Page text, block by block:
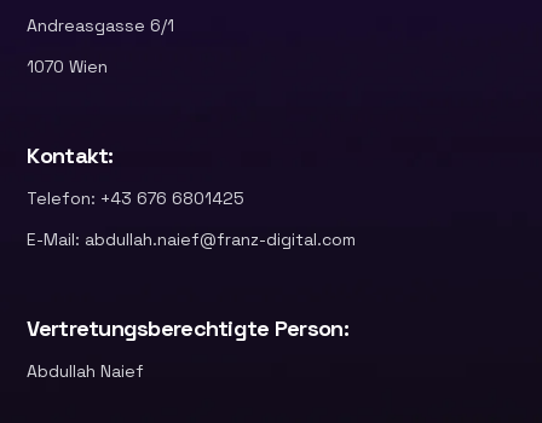
Andreasgasse 6/1
1070 Wien
Kontakt:
Telefon: +43 676 6801425
E-Mail: abdullah.naief@franz-digital.com
Vertretungsberechtigte Person:
Abdullah Naief